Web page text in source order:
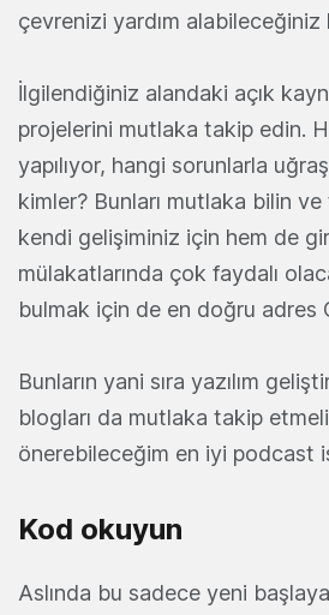
çevrenizi yardım alabileceğiniz
İlgilendiğiniz alandaki açık
projelerini mutlaka takip edin.
yapılıyor, hangi sorunlarla
kimler? Bunları mutlaka bilin
kendi gelişiminiz için hem de
mülakatlarında çok faydalı
bulmak için de en doğru adres
Bunların yani sıra yazılım
blogları da mutlaka takip
önerebileceğim en iyi podcast
Kod okuyun
Aslında bu sadece yeni